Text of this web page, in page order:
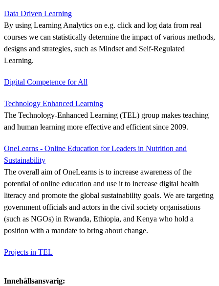
Data Driven Learning
By using Learning Analytics on e.g. click and log data from real
courses we can statistically determine the impact of various methods,
designs and strategies, such as Mindset and Self-Regulated
Learning.
Digital Competence for All
Technology Enhanced Learning
The Technology-Enhanced Learning (TEL) group makes teaching
and human learning more effective and efficient since 2009.
OneLearns - Online Education for Leaders in Nutrition and
Sustainability
The overall aim of OneLearns is to increase awareness of the
potential of online education and use it to increase digital health
literacy and promote the global sustainability goals. We are targeting
government officials and actors in the civil society organisations
(such as NGOs) in Rwanda, Ethiopia, and Kenya who hold a
position with a mandate to bring about change.
Projects in TEL
Innehållsansvarig: